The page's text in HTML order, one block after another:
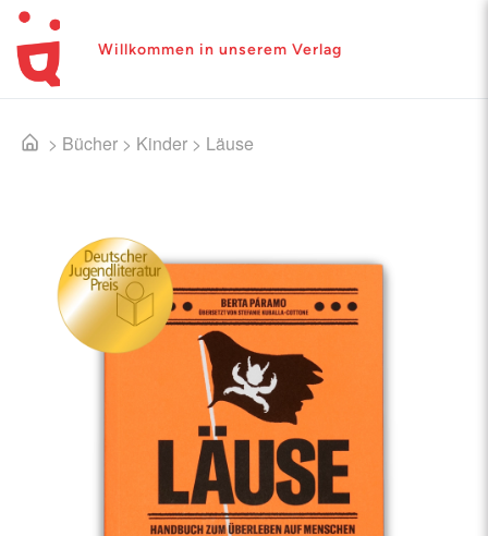
Willkommen in unserem Verlag
> Bücher > Kinder > Läuse